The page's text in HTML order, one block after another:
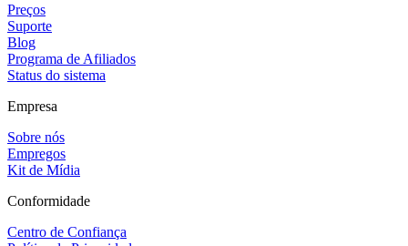
Preços
Suporte
Blog
Programa de Afiliados
Status do sistema
Empresa
Sobre nós
Empregos
Kit de Mídia
Conformidade
Centro de Confiança